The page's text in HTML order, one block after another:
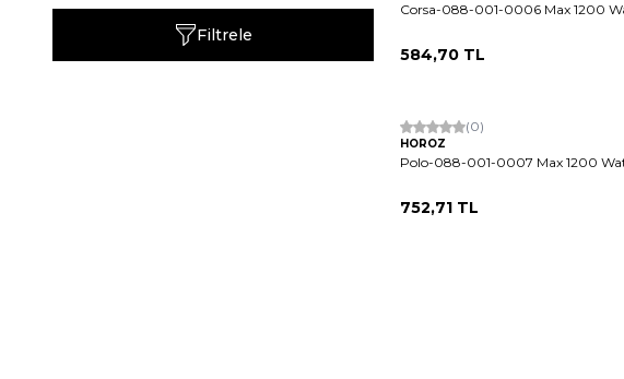
Filtrele
Corsa-088-001-0006 Max 1200
584,70 TL
(0)
HOROZ
Polo-088-001-0007 Max 1200
752,71 TL